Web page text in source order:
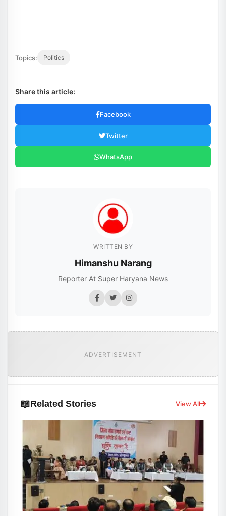
Topics: Politics
Share this article:
Facebook
Twitter
WhatsApp
WRITTEN BY
Himanshu Narang
Reporter At Super Haryana News
ADVERTISEMENT
📖Related Stories View All